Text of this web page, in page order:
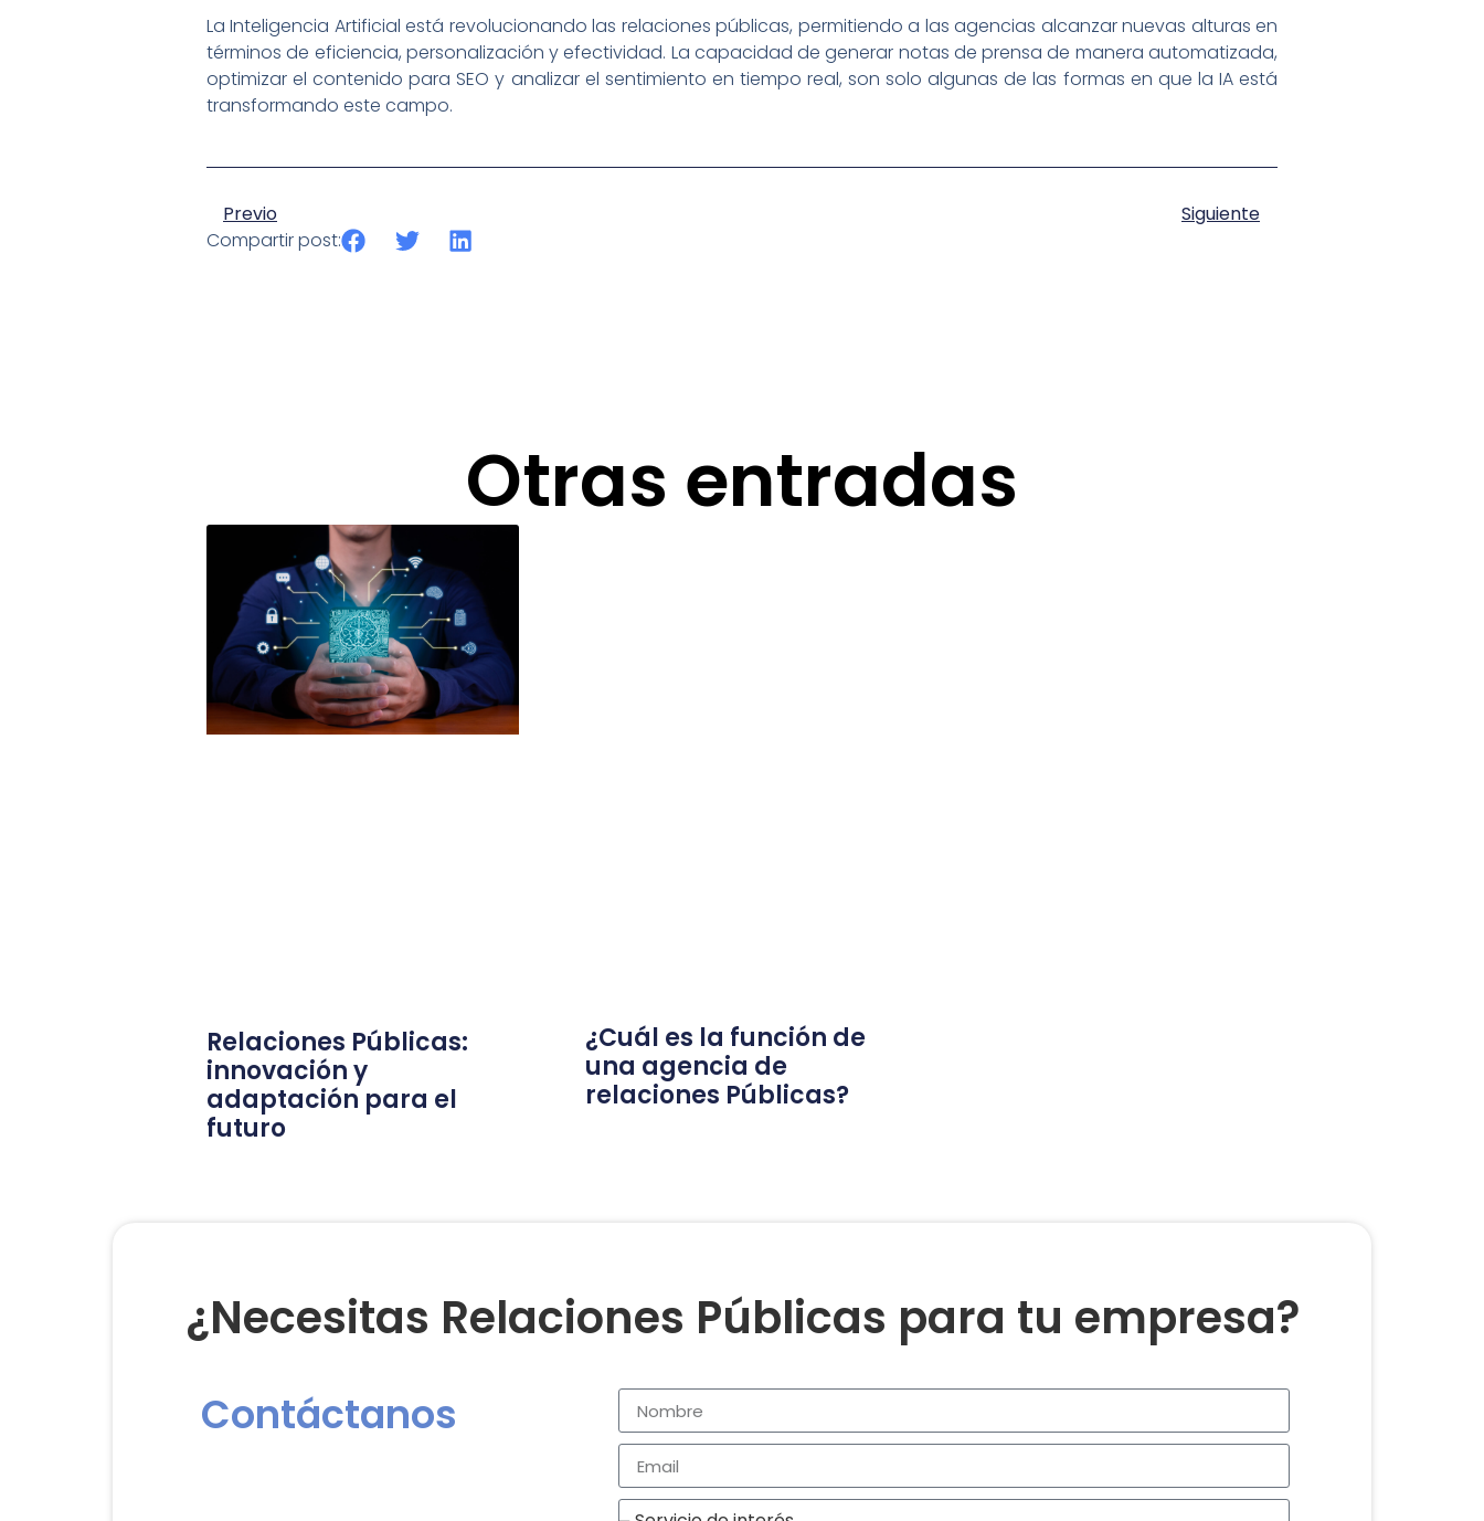
La Inteligencia Artificial está revolucionando las relaciones públicas, permitiendo a las agencias alcanzar nuevas alturas en
términos de eficiencia, personalización y efectividad. La capacidad de generar notas de prensa de manera automatizada,
optimizar el contenido para SEO y analizar el sentimiento en tiempo real, son solo algunas de las formas en que la IA está
transformando este campo.
Previo
Siguiente
Compartir post:
Otras entradas
Relaciones Públicas:
innovación y
adaptación para el
futuro
¿Cuál es la función de
una agencia de
relaciones Públicas?
¿Necesitas Relaciones Públicas para tu empresa?
Contáctanos